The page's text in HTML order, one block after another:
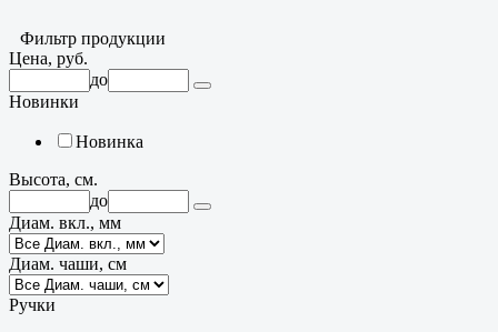
Фильтр продукции
Цена, руб.
до
Новинки
Новинка
Высота, см.
до
Диам. вкл., мм
Диам. чаши, см
Ручки